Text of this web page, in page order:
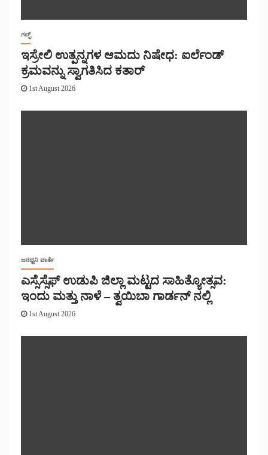
ಗಲ್ಫ್
ಇಸ್ರೇಲಿ ಉತ್ಪನ್ನಗಳ ಆಮದು ನಿಷೇಧ: ಐರ್ಲೆಂಡ್
ಕ್ರಮವನ್ನು ಸ್ವಾಗತಿಸಿದ ಕತಾರ್
1st August 2026
ಜನಧ್ವನಿ ವಾರ್ತೆ
ಎಸ್ಸೆಸ್ಸೆಫ್ ಉಡುಪಿ ಜಿಲ್ಲಾ ಮಟ್ಟದ ಸಾಹಿತ್ಯೋತ್ಸವ:
ಇಂದು ಮತ್ತು ನಾಳೆ – ತ್ವಯಿಬಾ ಗಾರ್ಡನ್ ನಲ್ಲಿ
1st August 2026